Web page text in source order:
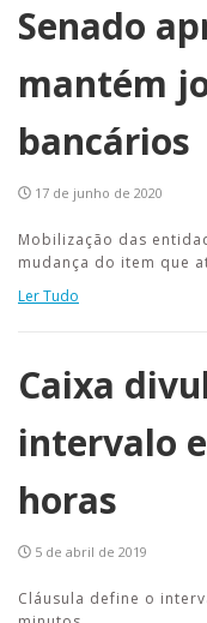
Senado
mantém
bancários
17 de junho de 2020
Mobilização das
mudança do item que
Ler Tudo
Caixa
intervalo
horas
5 de abril de 2019
Cláusula define o